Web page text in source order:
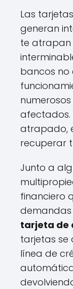
Las
generan
te atrapan
bancos no
afectados.
atrapado,
recuperar
Junto a
financiero
demandas
tarjeta de
tarjetas se
línea de